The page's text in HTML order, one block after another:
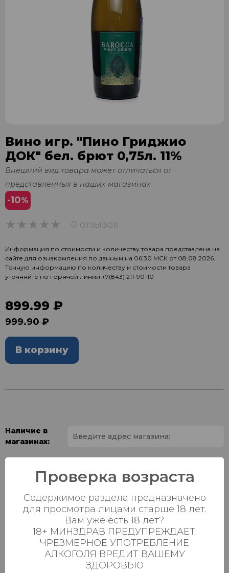
Вино игр. "Пино Гриджио
ДОК" бел. брют 0,75л. 11%
Внешний вид товара может отличаться от
представленных в наших магазинах
-10%
0 отзывов
Информация по стоимости и количеству товара представлена на
сайте для ознакомления по данным на 06:30 МСК от 08.08.2026.
Точную информацию по количеству и стоимости товара
уточняйте по горячей линии +7(843) 211-90-10
899.99 ₽
999.90 ₽
В корзину
Наличие в
магазинах:
Ваш город:
Батыршина 20Б
23:00
0 шт.
Магистральная 22д
Пн-Вс с 08:00 до
23:00
Осиновская 2В,
Пестрецы
Пн-Вс с 09:00 до
23:00
0 шт.
Проверка возраста
Содержимое раздела предназначено
для просмотра лицами старше 18 лет.
Вам уже есть 18 лет?
18+ МИНЗДРАВ ПРЕДУПРЕЖДАЕТ:
ЧРЕЗМЕРНОЕ УПОТРЕБЛЕНИЕ
АЛКОГОЛЯ ВРЕДИТ ВАШЕМУ
ЗДОРОВЬЮ